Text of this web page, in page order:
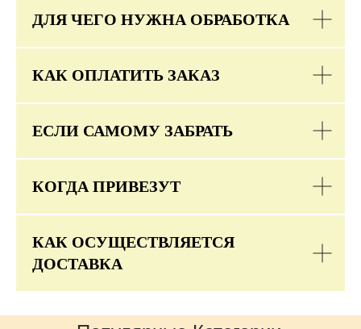
ДЛЯ ЧЕГО НУЖНА ОБРАБОТКА
КАК ОПЛАТИТЬ ЗАКАЗ
ЕСЛИ САМОМУ ЗАБРАТЬ
КОГДА ПРИВЕЗУТ
КАК ОСУЩЕСТВЛЯЕТСЯ
ДОСТАВКА